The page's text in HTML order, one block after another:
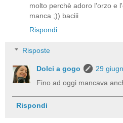
molto perchè adoro l'orzo e
manca ;)) baciii
Rispondi
Risposte
Dolci a gogo
29
Fino ad oggi mancava
Rispondi